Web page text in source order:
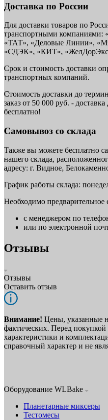
Доставка по России
Для доставки товаров по
транспортными компаниями:
«ТАТ», «Деловые Линии»,
«СДЭК», «КИТ»,
Срок и стоимость доставки
транспортных компаний.
Стоимость доставки до
заказ от 50 000 руб. -
бесплатно!
Самовывоз со склада
Также вы можете бесплатно
нашего склада,
адресу: г. Видное,
График работы склада:
Необходимо предварительное
с менеджером по
или по электронной
Отзывы
Отзывы
Оставить отзыв
Внимание! Цены, указанные
фактических. Перед покупкой
характеристики и
справочный характер и не
Оборудование WLBake
Планетарные миксеры
Тестомесы